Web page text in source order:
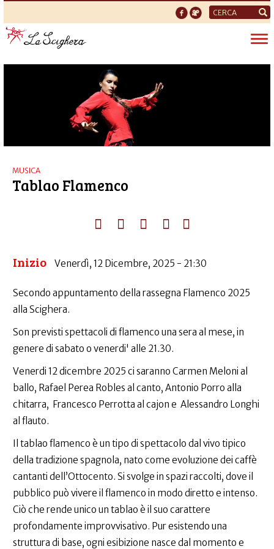
Form
di
ricerca
MUSICA
Tablao Flamenco
Inizio Venerdì, 12 Dicembre, 2025 - 21:30
Secondo appuntamento della rassegna Flamenco 2025
alla Scighera.
Son previsti spettacoli di flamenco una sera al mese, in
genere di sabato o venerdi' alle 21.30.
Venerdi 12 dicembre 2025 ci saranno Carmen Meloni al
ballo, Rafael Perea Robles al canto, Antonio Porro alla
chitarra, Francesco Perrotta al cajon e Alessandro Longhi
al flauto.
Il tablao flamenco è un tipo di spettacolo dal vivo tipico
della tradizione spagnola, nato come evoluzione dei caffè
cantanti dell’Ottocento. Si svolge in spazi raccolti, dove il
pubblico può vivere il flamenco in modo diretto e intenso.
Ciò che rende unico un tablao è il suo carattere
profondamente improvvisativo. Pur esistendo una
struttura di base, ogni esibizione nasce dal momento e